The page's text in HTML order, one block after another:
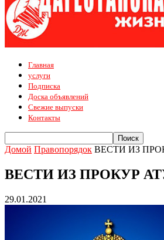
Главная
услуги
Подписка
Доска объявлений
Свежие выпуски
Контакты
Домой Правопорядок ВЕСТИ ИЗ
ВЕСТИ ИЗ ПРОКУР
29.01.2021